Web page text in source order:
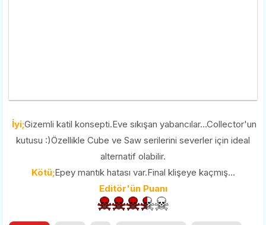
İyi;Gizemli katil konsepti.Eve sıkışan yabancılar...Collector'un
kutusu :)Özellikle Cube ve Saw serilerini severler için ideal
alternatif olabilir.
Kötü;Epey mantık hatası var.Final klişeye kaçmış...
Editör'ün Puanı